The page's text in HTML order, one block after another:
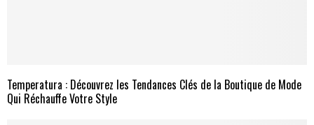
Temperatura : Découvrez les Tendances Clés de la Boutique de Mode
Qui Réchauffe Votre Style